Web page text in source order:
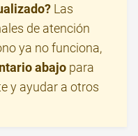
Las
de atención
ya no funciona,
abajo para
y ayudar a otros